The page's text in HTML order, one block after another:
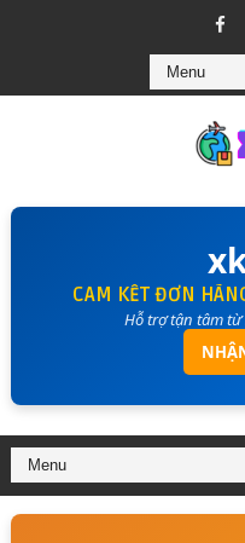
CAM KẾT ĐƠN
Hỗ trợ tận tâm